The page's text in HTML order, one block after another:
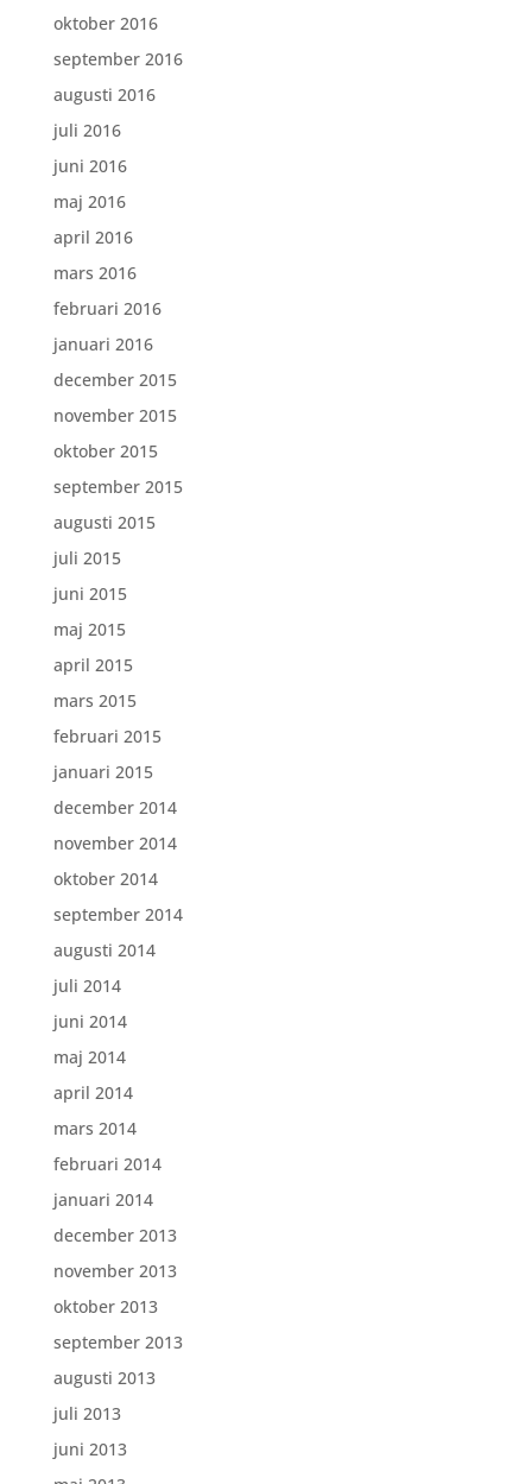
oktober 2016
september 2016
augusti 2016
juli 2016
juni 2016
maj 2016
april 2016
mars 2016
februari 2016
januari 2016
december 2015
november 2015
oktober 2015
september 2015
augusti 2015
juli 2015
juni 2015
maj 2015
april 2015
mars 2015
februari 2015
januari 2015
december 2014
november 2014
oktober 2014
september 2014
augusti 2014
juli 2014
juni 2014
maj 2014
april 2014
mars 2014
februari 2014
januari 2014
december 2013
november 2013
oktober 2013
september 2013
augusti 2013
juli 2013
juni 2013